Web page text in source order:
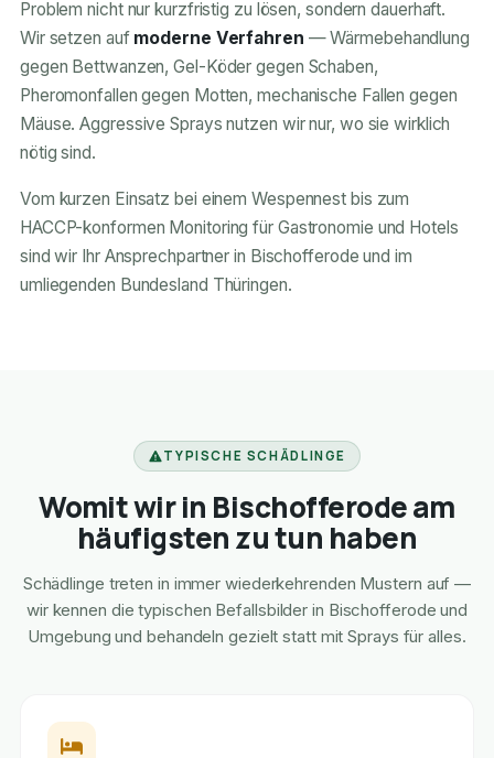
Problem nicht nur kurzfristig zu lösen, sondern dauerhaft.
Wir setzen auf moderne Verfahren — Wärmebehandlung
gegen Bettwanzen, Gel-Köder gegen Schaben,
Pheromonfallen gegen Motten, mechanische Fallen gegen
Mäuse. Aggressive Sprays nutzen wir nur, wo sie wirklich
nötig sind.
Vom kurzen Einsatz bei einem Wespennest bis zum
HACCP-konformen Monitoring für Gastronomie und Hotels
sind wir Ihr Ansprechpartner in Bischofferode und im
umliegenden Bundesland Thüringen.
TYPISCHE SCHÄDLINGE
Womit wir in Bischofferode am
häufigsten zu tun haben
Schädlinge treten in immer wiederkehrenden Mustern auf —
wir kennen die typischen Befallsbilder in Bischofferode und
Umgebung und behandeln gezielt statt mit Sprays für alles.